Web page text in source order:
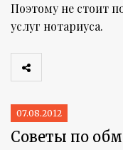
Поэтому не стоит
услуг нотариуса.
07.08.2012
Советы по